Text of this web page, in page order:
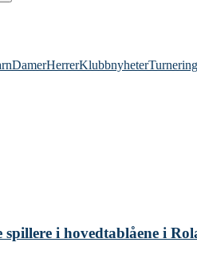
DamerHerrerKlubbnyheterTurnering
spillere i hovedtablåene i